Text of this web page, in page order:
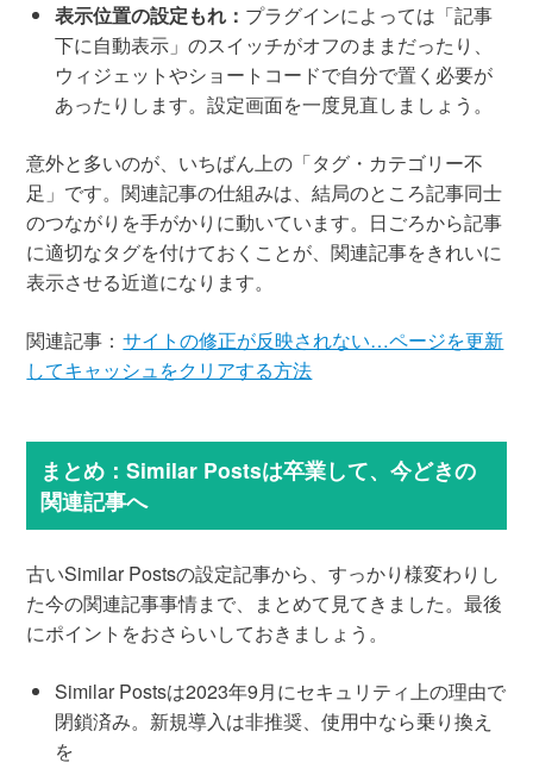
表示位置の設定もれ： プラグインによっては「記事
下に自動表示」のスイッチがオフのままだったり、
ウィジェットやショートコードで自分で置く必要が
あったりします。設定画面を一度見直しましょう。
意外と多いのが、いちばん上の「タグ・カテゴリー不
足」です。関連記事の仕組みは、結局のところ記事同士
のつながりを手がかりに動いています。日ごろから記事
に適切なタグを付けておくことが、関連記事をきれいに
表示させる近道になります。
関連記事： サイトの修正が反映されない…ページを更新
してキャッシュをクリアする方法
まとめ：Similar Postsは卒業して、今どきの
関連記事へ
古いSimilar Postsの設定記事から、すっかり様変わりし
た今の関連記事事情まで、まとめて見てきました。最後
にポイントをおさらいしておきましょう。
Similar Postsは2023年9月にセキュリティ上の理由で
閉鎖済み。新規導入は非推奨、使用中なら乗り換え
を